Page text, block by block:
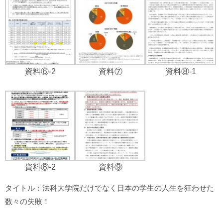
資料⑥-2 資料⑦ 資料⑧-1
資料⑧-2 資料⑨
タイトル：法科大学院だけでなく日本の学生の人生を狂わせた
数々の失敗！